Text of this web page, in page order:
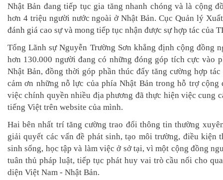
Nhật Bản đang tiếp tục gia tăng nhanh chóng và là cộng
hơn 4 triệu người nước ngoài ở Nhật Bản. Cục Quản lý
đánh giá cao sự và mong tiếp tục nhận được sự hợp tác của
Tổng Lãnh sự Nguyễn Trường Sơn khẳng định cộng đồng
hơn 130.000 người đang có những đóng góp tích cực vào
Nhật Bản, đồng thời góp phần thúc đẩy tăng cường hợp
cảm ơn những nỗ lực của phía Nhật Bản trong hỗ trợ
việc chính quyền nhiều địa phương đã thực hiện việc cung
tiếng Việt trên website của mình.
Hai bên nhất trí tăng cường trao đổi thông tin thường
giải quyết các vấn đề phát sinh, tạo môi trường, điều kiện
sinh sống, học tập và làm việc ở sở tại, vì một cộng đồng
tuân thủ pháp luật, tiếp tục phát huy vai trò cầu nối cho
diện Việt Nam - Nhật Bản.